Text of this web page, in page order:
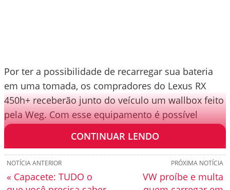
Por ter a possibilidade de recarregar sua bateria
em uma tomada, os compradores do Lexus RX
450h+ receberão junto do veículo um wallbox feito
pela Weg. Com esse equipamento é possível
realizar uma recarga completa em 2h45min.
CONTINUAR LENDO
PRÓXIMA NOTÍCIA
VW proíbe e multa
NOTÍCIA ANTERIOR
« Capacete: TUDO o